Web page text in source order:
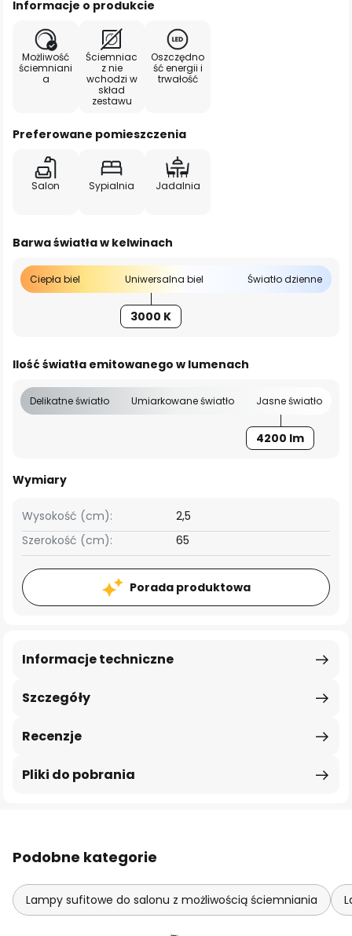
Informacje o produkcie
Możliwość
ściemniani
a
Ściemniac
z nie
wchodzi w
skład
zestawu
Oszczędno
ść energii i
trwałość
Preferowane pomieszczenia
Salon Sypialnia Jadalnia
Barwa światła w kelwinach
Ciepła biel Uniwersalna biel Światło dzienne
3000 K
Ilość światła emitowanego w lumenach
Delikatne światło Umiarkowane światło Jasne światło
4200 lm
Wymiary
Szerokość (cm): 65
Wysokość (cm): 2,5
Porada produktowa
Szczegóły
Informacje techniczne
Recenzje
Pliki do pobrania
Podobne kategorie
Lampy sufitowe do salonu z możliwością ściemniania